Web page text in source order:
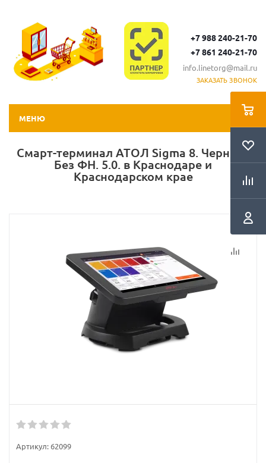
+7 988 240-21-70
+7 861 240-21-70
info.linetorg@mail.ru
ЗАКАЗАТЬ ЗВОНОК
МЕНЮ
Смарт-терминал АТОЛ Sigma 8. Черный.
Без ФН. 5.0. в Краснодаре и
Краснодарском крае
Артикул:62099